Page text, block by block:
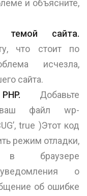
и объясните,
сайта.
что стоит по
исчезла,
сайта.
Добавьте
файл wp-
true )Этот код
режим отладки,
в браузере
о
об ошибке